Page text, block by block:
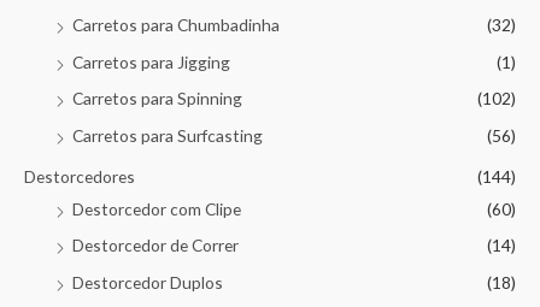
Carretos para Chumbadinha
(32)
Carretos para Jigging
(1)
Carretos para Spinning
(102)
Carretos para Surfcasting
(56)
Destorcedores
(144)
Destorcedor com Clipe
(60)
Destorcedor de Correr
(14)
Destorcedor Duplos
(18)